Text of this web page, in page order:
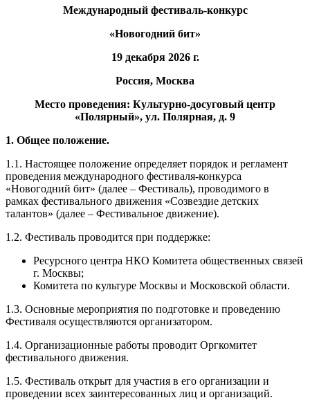
Международный фестиваль-конкурс
«Новогодний бит»
19 декабря 2026 г.
Россия, Москва
Место проведения: Культурно-досуговый центр
«Полярный», ул. Полярная, д. 9
1. Общее положение.
1.1. Настоящее положение определяет порядок и регламент
проведения международного фестиваля-конкурса
«Новогодний бит» (далее – Фестиваль), проводимого в
рамках фестивального движения «Созвездие детских
талантов» (далее – Фестивальное движение).
1.2. Фестиваль проводится при поддержке:
Ресурсного центра НКО Комитета общественных связей
г. Москвы;
Комитета по культуре Москвы и Московской области.
1.3. Основные мероприятия по подготовке и проведению
Фестиваля осуществляются организатором.
1.4. Организационные работы проводит Оргкомитет
фестивального движения.
1.5. Фестиваль открыт для участия в его организации и
проведении всех заинтересованных лиц и организаций.